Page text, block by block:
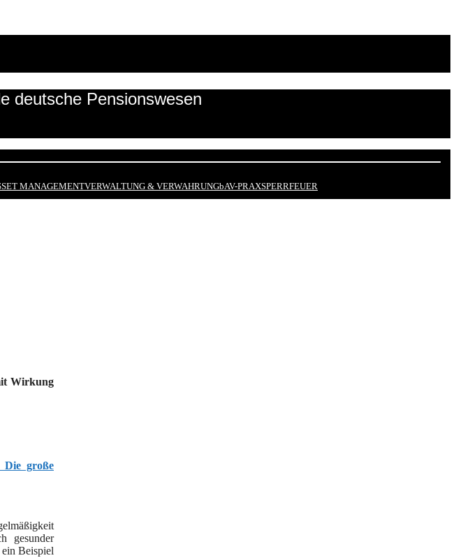
deutsche Pensionswesen
MANAGEMENTVERWALTUNG & VERWAHRUNGbAV-PRAXSPERRFEUER
Wirkung
Die große
gesunder
Beispiel